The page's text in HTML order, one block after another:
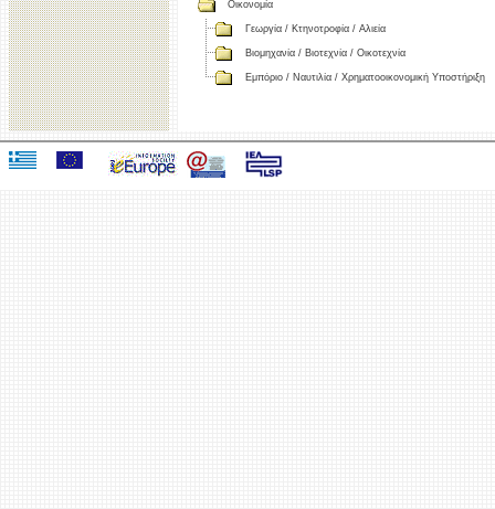
Οικονομία
Γεωργία / Κτηνοτροφία / Αλιεία
Βιομηχανία / Βιοτεχνία / Οικοτεχνία
Εμπόριο / Ναυτιλία / Χρηματοοικονομική Υποστήριξη